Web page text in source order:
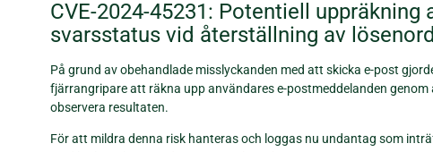
CVE-2024-45231: Potentiell uppräkning
svarsstatus vid återställning av lösenord
På grund av obehandlade misslyckanden med att skicka e-post
fjärrangripare att räkna upp användares e-postmeddelanden
observera resultaten.
För att mildra denna risk hanteras och loggas nu undantag som